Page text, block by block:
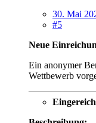
30. Mai
#5
Neue
Ein anonymer
Wettbewerb